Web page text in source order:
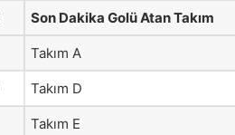
Son Dakika Golü Atan Takım
Takım A
Takım D
Takım E